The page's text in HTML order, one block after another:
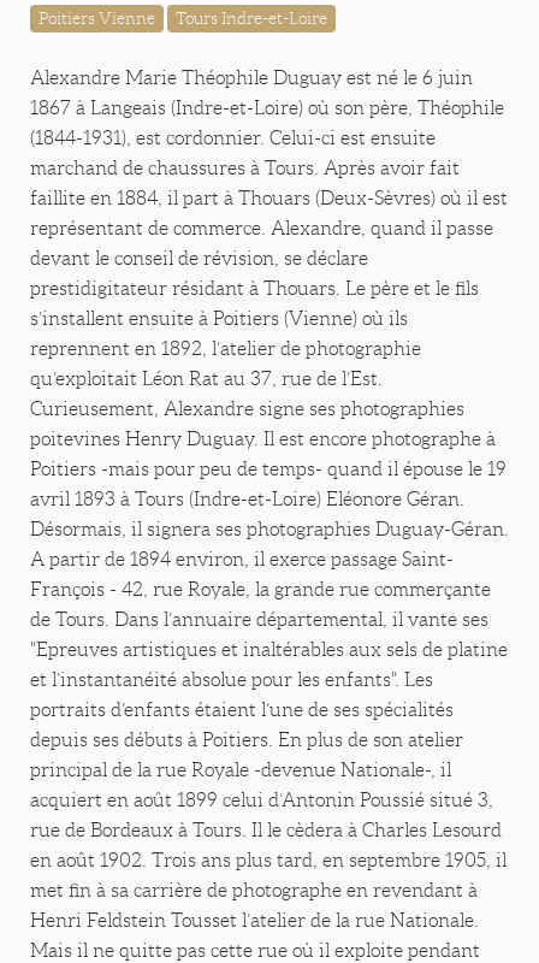
Poitiers Vienne Tours Indre-et-Loire
Alexandre Marie Théophile Duguay est né le 6 juin
1867 à Langeais (Indre-et-Loire) où son père, Théophile
(1844-1931), est cordonnier. Celui-ci est ensuite
marchand de chaussures à Tours. Après avoir fait
faillite en 1884, il part à Thouars (Deux-Sèvres) où il est
représentant de commerce. Alexandre, quand il passe
devant le conseil de révision, se déclare
prestidigitateur résidant à Thouars. Le père et le fils
s’installent ensuite à Poitiers (Vienne) où ils
reprennent en 1892, l’atelier de photographie
qu’exploitait Léon Rat au 37, rue de l’Est.
Curieusement, Alexandre signe ses photographies
poitevines Henry Duguay. Il est encore photographe à
Poitiers -mais pour peu de temps- quand il épouse le 19
avril 1893 à Tours (Indre-et-Loire) Eléonore Géran.
Désormais, il signera ses photographies Duguay-Géran.
A partir de 1894 environ, il exerce passage Saint-
François - 42, rue Royale, la grande rue commerçante
de Tours. Dans l’annuaire départemental, il vante ses
"Epreuves artistiques et inaltérables aux sels de platine
et l’instantanéité absolue pour les enfants". Les
portraits d’enfants étaient l’une de ses spécialités
depuis ses débuts à Poitiers. En plus de son atelier
principal de la rue Royale -devenue Nationale-, il
acquiert en août 1899 celui d’Antonin Poussié situé 3,
rue de Bordeaux à Tours. Il le cèdera à Charles Lesourd
en août 1902. Trois ans plus tard, en septembre 1905, il
met fin à sa carrière de photographe en revendant à
Henri Feldstein Tousset l’atelier de la rue Nationale.
Mais il ne quitte pas cette rue où il exploite pendant